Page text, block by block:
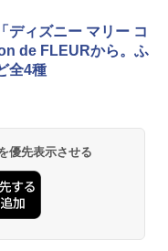
ェンマイ タイ北部の魅
地球の歩き方D アジア
版】
ション 山善] ポップアッ
広げて畳める パッとサ
ューブ フルクローズ メ
ンタッチテント キャンプ
PATC-150(KH)
クスピーク) 着替えテン
ト 【中が透けない】 1
グッズ 災害用トイレ ビ
プアップテント 携帯 簡
ラック)
レス保冷剤 2個セット 2
速冷凍 空間倍増 衛生的
持ち
ク)ソロ ドーム 1 EX BDK
ント
型 ビーチ アウトドアパ
ディズニー マリー コ
de FLEURから。ふ
全4種
優先表示させる